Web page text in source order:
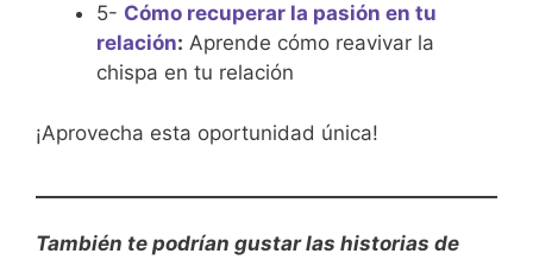
5- Cómo recuperar la pasión en tu
relación: Aprende cómo reavivar la
chispa en tu relación
¡Aprovecha esta oportunidad única!
También te podrían gustar las historias de